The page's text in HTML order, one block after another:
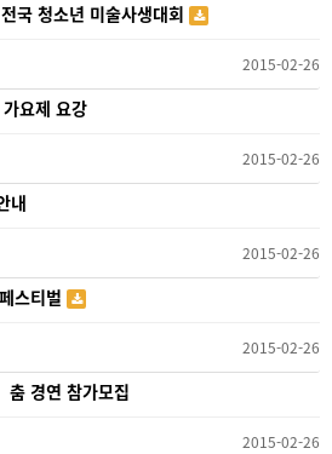
국 청소년 미술사생대회
2015-02-26
요제 요강
2015-02-26
내
2015-02-26
스티벌
2015-02-26
춤 경연 참가모집
2015-02-26